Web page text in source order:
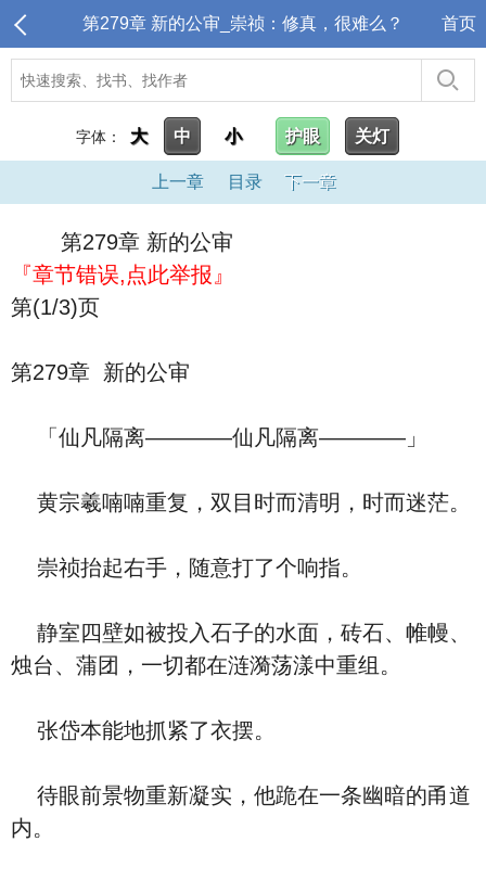
第279章 新的公审_崇祯：修真，很难么？ 首页
字体： 大 中 小 护眼 关灯
上一章 目录 下一章
第279章 新的公审
『章节错误,点此举报』
第(1/3)页
第279章 新的公审
「仙凡隔离————仙凡隔离————」
黄宗羲喃喃重复，双目时而清明，时而迷茫。
崇祯抬起右手，随意打了个响指。
静室四壁如被投入石子的水面，砖石、帷幔、
烛台、蒲团，一切都在涟漪荡漾中重组。
张岱本能地抓紧了衣摆。
待眼前景物重新凝实，他跪在一条幽暗的甬道
内。